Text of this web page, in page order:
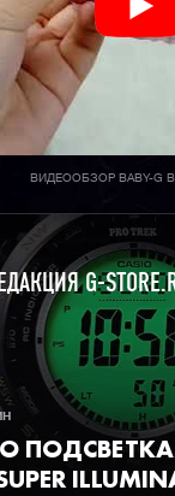
ВИДЕООБЗОР BABY-G
G-